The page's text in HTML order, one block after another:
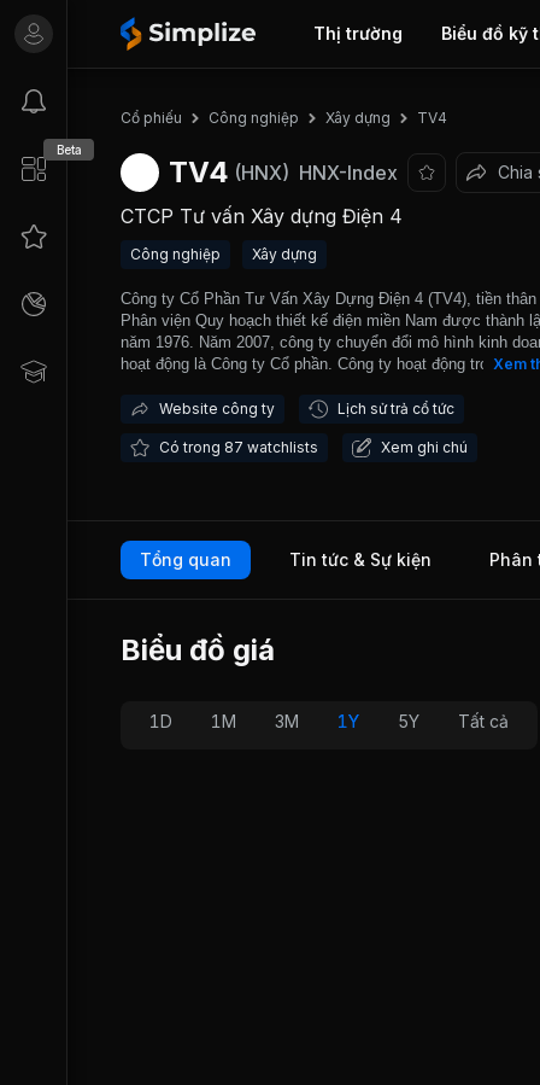
Thị trường Biểu đồ kỹ
Beta
Cổ phiếu Công nghiệp Xây dựng TV4
TV4 (HNX) HNX-Index Chia
CTCP Tư vấn Xây dựng Điện 4
Công nghiệp Xây dựng
Công ty Cổ Phần Tư Vấn Xây Dựng Điện 4 (TV4), tiền thân
Phân viện Quy hoạch thiết kế điện miền Nam được thành
năm 1976. Năm 2007, công ty chuyển đổi mô hình kinh
hoạt động là Công ty Cổ phần. Công ty hoạt động trong
công ty có đầy đủ hệ thống máy móc thiết bị phục vụ công
máy đo điện trở suất CA6415. Đặc biệt trong thời gian qua
sát Thiết kế Hoa đông (ICIDI) - Trung Quốc, Công ty
Thuỵ Sĩ, Công ty Fitchner - Đức, Công ty Tepco - Nhật Bản
thực hiện các dự án như Đường dây 500 kV Quảng ninh-
tín, dự án Thủy điện Buôn Tua Srah, Dự án thủy điện Bản
Ngày 22/07/2008, TV4 chính thức giao dịch trên Sở Giao
Xem
Website công ty Lịch sử trả cổ tức
Có trong 87 watchlists Xem ghi chú
Tổng quan Tin tức & Sự kiện Phân
Biểu đồ giá
1D 1M 3M 1Y 5Y Tất cả